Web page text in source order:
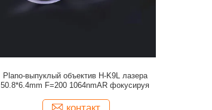
Plano-выпуклый объектив H-K9L лазера
50.8*6.4mm F=200 1064nmAR фокусируя